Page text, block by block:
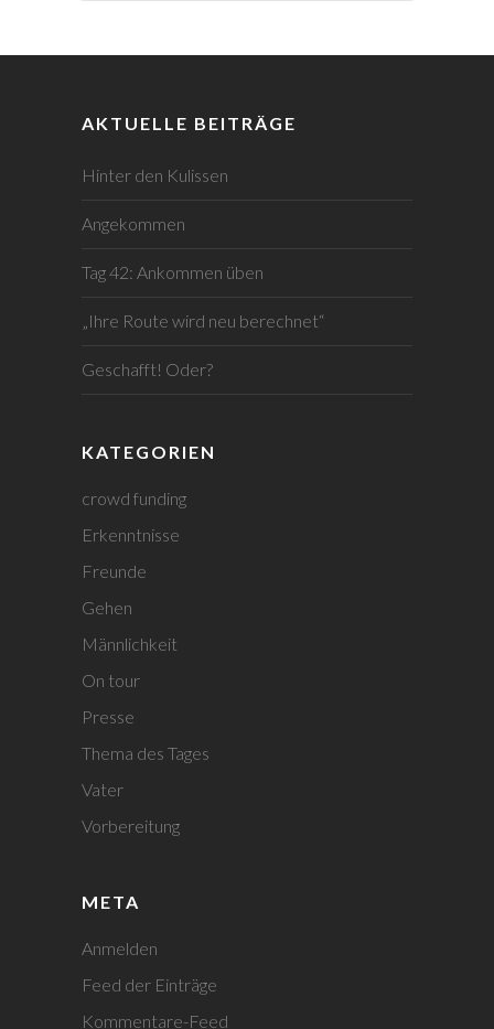
AKTUELLE BEITRÄGE
Hinter den Kulissen
Angekommen
Tag 42: Ankommen üben
„Ihre Route wird neu berechnet“
Geschafft! Oder?
KATEGORIEN
crowd funding
Erkenntnisse
Freunde
Gehen
Männlichkeit
On tour
Presse
Thema des Tages
Vater
Vorbereitung
META
Anmelden
Feed der Einträge
Kommentare-Feed